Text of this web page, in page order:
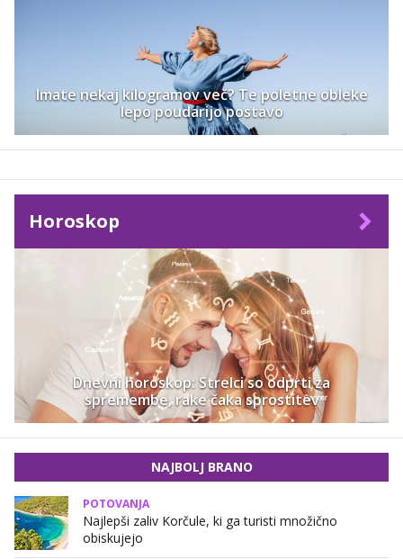
Imate nekaj kilogramov več? Te poletne obleke
lepo poudarijo postavo
Horoskop
Dnevni horoskop: Strelci so odprti za
spremembe, rake čaka sprostitev
NAJBOLJ BRANO
POTOVANJA
Najlepši zaliv Korčule, ki ga turisti množično
obiskujejo